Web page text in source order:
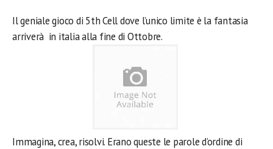
Il geniale gioco di 5th Cell dove l’unico limite è la fantasia
arriverà in italia alla fine di Ottobre.
Immagina, crea, risolvi. Erano queste le parole d’ordine di